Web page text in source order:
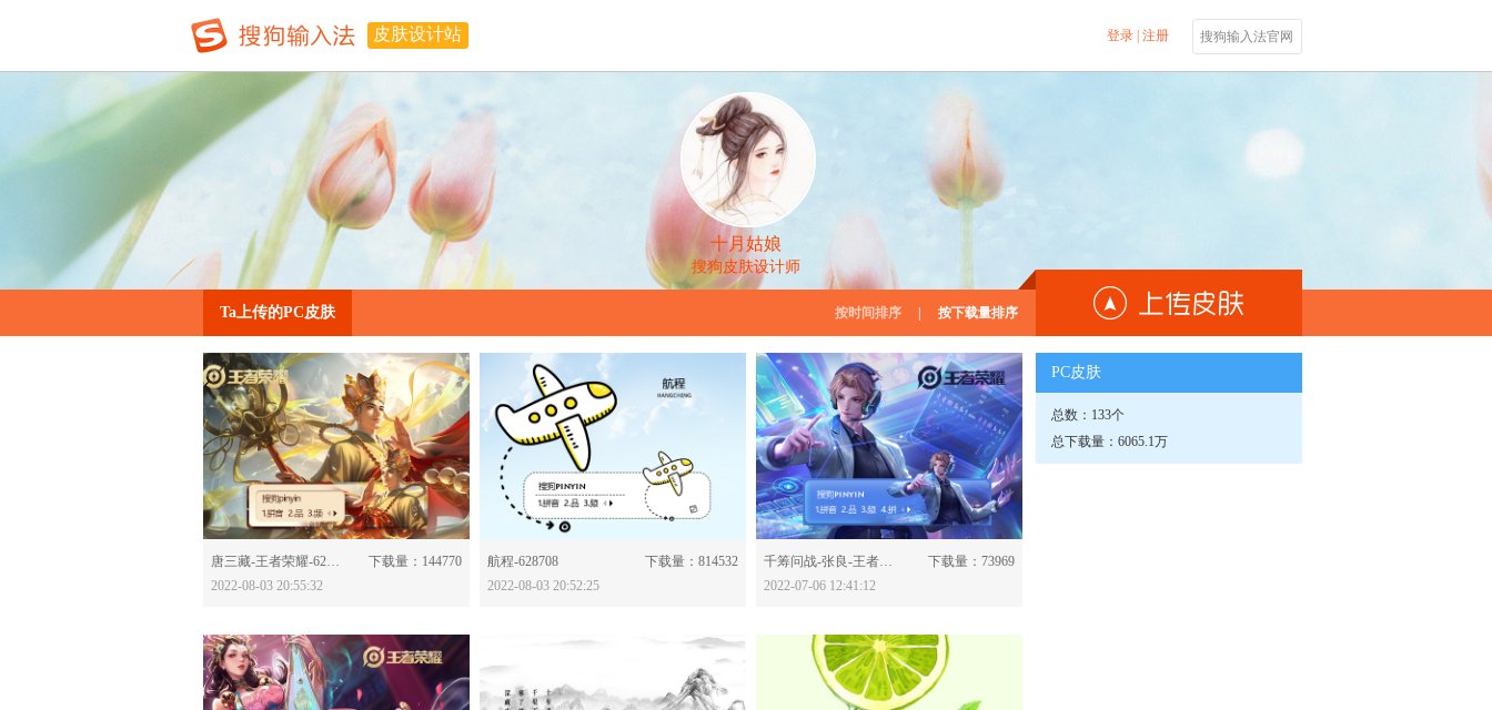
皮肤设计站 登录| 注册 搜狗输入法官网
十月姑娘
搜狗皮肤设计师
Ta上传的PC皮肤 按时间排序 按下载量排序
分享：
唐三藏-王者荣耀-628714
下载量：144770
2022-08-03 20:55:32
航程-628708
下载量：814532
2022-08-03 20:52:25
分享：
千筹问战-张良-王者荣耀-628186
下载量：73969
2022-07-06 12:41:12
PC皮肤
总数：133个
总下载量：6065.1万